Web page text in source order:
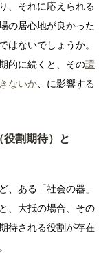
、それに応えられる
の居心地が良かった
はないでしょうか。
的に続くと、その環
ないか 、に影響する
割期待）と
、ある「社会の器」
、大抵の場合、その
待される役割が存在